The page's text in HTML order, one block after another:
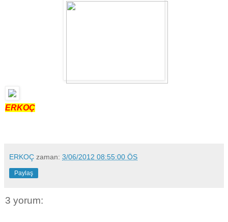
ERKOÇ
ERKOÇ zaman: 3/06/2012 08:55:00 ÖS
Paylaş
3 yorum: